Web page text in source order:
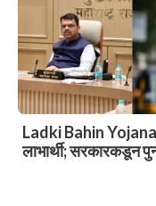
Ladki Bahin Yojana:
लाभार्थी; सरकारकडून